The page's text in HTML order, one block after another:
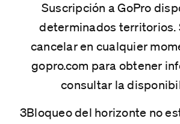
Suscripción a GoPro
determinados territorios.
cancelar en cualquier
gopro.com para obtener
consultar la
3Bloqueo del horizonte no